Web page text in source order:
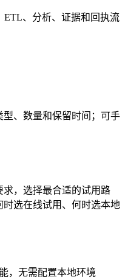
ETL、分析、证据和回执流
、数量和保留时间；可手
，选择最合适的试用路
选在线试用、何时选本地
，无需配置本地环境